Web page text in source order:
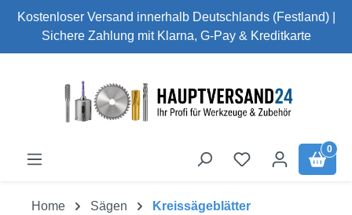
Zum Hauptinhalt springen
Kostenloser Versand innerhalb Deutschlands (Festland) |
Sichere Zahlung mit Klarna, G-Pay & Kreditkarte
0
Home Sägen Kreissägeblätter